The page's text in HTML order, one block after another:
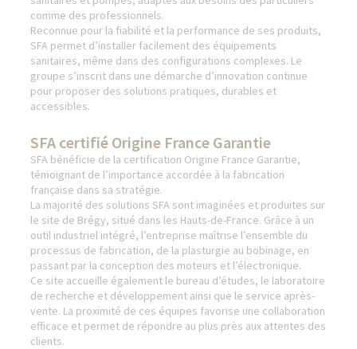
comme des professionnels.
Reconnue pour la fiabilité et la performance de ses produits,
SFA permet d’installer facilement des équipements
sanitaires, même dans des configurations complexes. Le
groupe s’inscrit dans une démarche d’innovation continue
pour proposer des solutions pratiques, durables et
accessibles.
SFA certifié Origine France Garantie
SFA bénéficie de la certification Origine France Garantie,
témoignant de l’importance accordée à la fabrication
française dans sa stratégie.
La majorité des solutions SFA sont imaginées et produites sur
le site de Brégy, situé dans les Hauts-de-France. Grâce à un
outil industriel intégré, l’entreprise maîtrise l’ensemble du
processus de fabrication, de la plasturgie au bobinage, en
passant par la conception des moteurs et l’électronique.
Ce site accueille également le bureau d’études, le laboratoire
de recherche et développement ainsi que le service après-
vente. La proximité de ces équipes favorise une collaboration
efficace et permet de répondre au plus près aux attentes des
clients.